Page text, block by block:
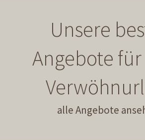
Unsere
Angebote
alle Angebote